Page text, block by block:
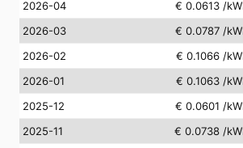
2026-04
€ 0.0613 /
2026-03
€ 0.0787 /
2026-02
€ 0.1066 /
2026-01
€ 0.1063 /
2025-12
€ 0.0601 /
2025-11
€ 0.0738 /